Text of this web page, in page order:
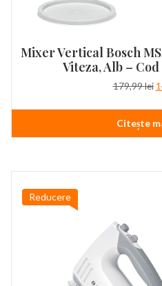
Mixer Vertical Bosch
Viteza, Alb – Cod
179,99lei
a
Citește
Reducere